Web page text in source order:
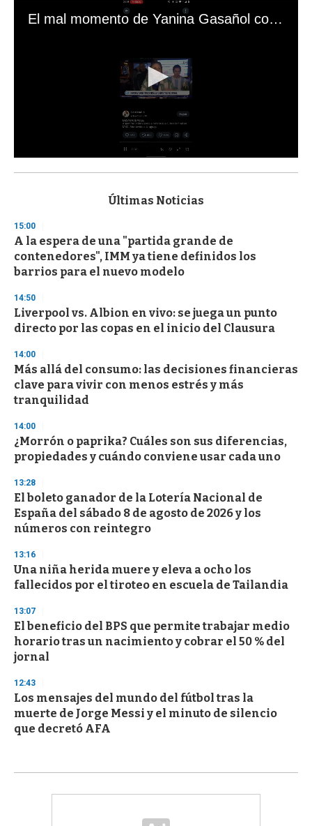
El mal momento de Yanina Gasañol con un hincha argentino en "Subrayado"
s
d
s
o
f
3
s
e
c
o
d
s
Últimas Noticias
15:00
A la espera de una "partida grande de
contenedores", IMM ya tiene definidos los
barrios para el nuevo modelo
14:50
Liverpool vs. Albion en vivo: se juega un punto
directo por las copas en el inicio del Clausura
14:00
Más allá del consumo: las decisiones financieras
clave para vivir con menos estrés y más
tranquilidad
14:00
¿Morrón o paprika? Cuáles son sus diferencias,
propiedades y cuándo conviene usar cada uno
13:28
El boleto ganador de la Lotería Nacional de
España del sábado 8 de agosto de 2026 y los
números con reintegro
13:16
Una niña herida muere y eleva a ocho los
fallecidos por el tiroteo en escuela de Tailandia
13:07
El beneficio del BPS que permite trabajar medio
horario tras un nacimiento y cobrar el 50 % del
jornal
12:43
Los mensajes del mundo del fútbol tras la
muerte de Jorge Messi y el minuto de silencio
que decretó AFA